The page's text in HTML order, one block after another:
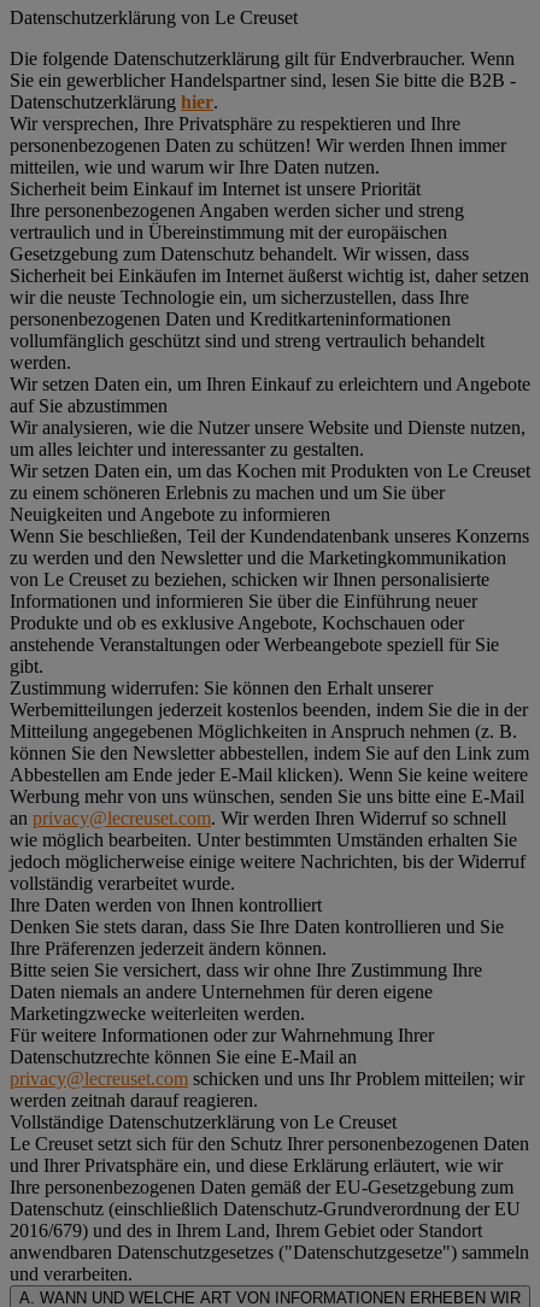
Datenschutz­erklärung von Le Creuset
Die folgende Datenschutzerklärung gilt für Endverbraucher. Wenn
Sie ein gewerblicher Handelspartner sind, lesen Sie bitte die B2B -
Datenschutzerklärung hier.
Wir versprechen, Ihre Privatsphäre zu respektieren und Ihre
personenbezogenen Daten zu schützen! Wir werden Ihnen immer
mitteilen, wie und warum wir Ihre Daten nutzen.
Sicherheit beim Einkauf im Internet ist unsere Priorität
Ihre personenbezogenen Angaben werden sicher und streng
vertraulich und in Übereinstimmung mit der europäischen
Gesetzgebung zum Datenschutz behandelt. Wir wissen, dass
Sicherheit bei Einkäufen im Internet äußerst wichtig ist, daher setzen
wir die neuste Technologie ein, um sicherzustellen, dass Ihre
personenbezogenen Daten und Kreditkarteninformationen
vollumfänglich geschützt sind und streng vertraulich behandelt
werden.
Wir setzen Daten ein, um Ihren Einkauf zu erleichtern und Angebote
auf Sie abzustimmen
Wir analysieren, wie die Nutzer unsere Website und Dienste nutzen,
um alles leichter und interessanter zu gestalten.
Wir setzen Daten ein, um das Kochen mit Produkten von Le Creuset
zu einem schöneren Erlebnis zu machen und um Sie über
Neuigkeiten und Angebote zu informieren
Wenn Sie beschließen, Teil der Kundendatenbank unseres Konzerns
zu werden und den Newsletter und die Marketingkommunikation
von Le Creuset zu beziehen, schicken wir Ihnen personalisierte
Informationen und informieren Sie über die Einführung neuer
Produkte und ob es exklusive Angebote, Kochschauen oder
anstehende Veranstaltungen oder Werbeangebote speziell für Sie
gibt.
Zustimmung widerrufen: Sie können den Erhalt unserer
Werbemitteilungen jederzeit kostenlos beenden, indem Sie die in der
Mitteilung angegebenen Möglichkeiten in Anspruch nehmen (z. B.
können Sie den Newsletter abbestellen, indem Sie auf den Link zum
Abbestellen am Ende jeder E-Mail klicken). Wenn Sie keine weitere
Werbung mehr von uns wünschen, senden Sie uns bitte eine E-Mail
an privacy@lecreuset.com. Wir werden Ihren Widerruf so schnell
wie möglich bearbeiten. Unter bestimmten Umständen erhalten Sie
jedoch möglicherweise einige weitere Nachrichten, bis der Widerruf
vollständig verarbeitet wurde.
Ihre Daten werden von Ihnen kontrolliert
Denken Sie stets daran, dass Sie Ihre Daten kontrollieren und Sie
Ihre Präferenzen jederzeit ändern können.
Bitte seien Sie versichert, dass wir ohne Ihre Zustimmung Ihre
Daten niemals an andere Unternehmen für deren eigene
Marketingzwecke weiterleiten werden.
Für weitere Informationen oder zur Wahrnehmung Ihrer
Datenschutzrechte können Sie eine E-Mail an
privacy@lecreuset.com schicken und uns Ihr Problem mitteilen; wir
werden zeitnah darauf reagieren.
Vollständige Datenschutzerklärung von Le Creuset
Le Creuset setzt sich für den Schutz Ihrer personenbezogenen Daten
und Ihrer Privatsphäre ein, und diese Erklärung erläutert, wie wir
Ihre personenbezogenen Daten gemäß der EU-Gesetzgebung zum
Datenschutz (einschließlich Datenschutz-Grundverordnung der EU
2016/679) und des in Ihrem Land, Ihrem Gebiet oder Standort
anwendbaren Datenschutzgesetzes ("Datenschutzgesetze") sammeln
und verarbeiten.
A. WANN UND WELCHE ART VON INFORMATIONEN ERHEBEN WIR